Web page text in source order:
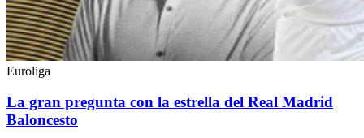
Euroliga
La gran pregunta con la estrella del Real Madrid
Baloncesto